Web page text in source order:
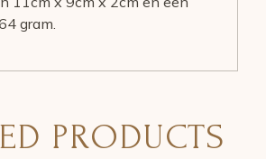
gram.
PRODUCTS